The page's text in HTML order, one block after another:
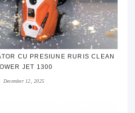
CU PRESIUNE RURIS CLEAN
JET 1300
December 12, 2025